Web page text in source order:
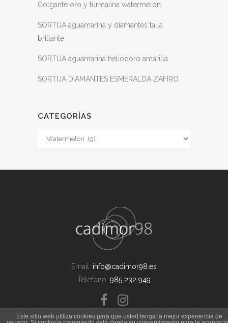
Colgante oro y turmalina watermelon
SORTIJA aguamarina y diamantes talla
brillante
SORTIJA aguamarina heliodoro amarilla
SORTIJA DIAMANTES ESMERALDA ZAFIRO
CATEGORÍAS
Categorías
Email: info@cadimor98.es
Teléfono: 985 232 949
Este sitio web utiliza cookies para que usted tenga la mejor experiencia de